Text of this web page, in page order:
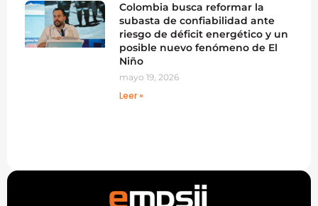
Colombia busca reformar la
subasta de confiabilidad ante
riesgo de déficit energético y un
posible nuevo fenómeno de El
Niño
mayo 19, 2026
Leer »